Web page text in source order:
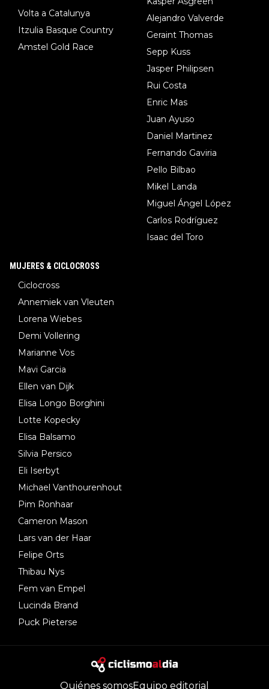
Volta a Catalunya
Itzulia Basque Country
Amstel Gold Race
Alejandro Valverde
Geraint Thomas
Sepp Kuss
Jasper Philipsen
Rui Costa
Enric Mas
Juan Ayuso
Daniel Martinez
Fernando Gaviria
Pello Bilbao
Mikel Landa
Miguel Ángel López
Carlos Rodríguez
Isaac del Toro
MUJERES & CICLOCROSS
Ciclocross
Annemiek van Vleuten
Lorena Wiebes
Demi Vollering
Marianne Vos
Mavi Garcia
Ellen van Dijk
Elisa Longo Borghini
Lotte Kopecky
Elisa Balsamo
Silvia Persico
Eli Iserbyt
Michael Vanthourenhout
Pim Ronhaar
Cameron Mason
Lars van der Haar
Felipe Orts
Thibau Nys
Fem van Empel
Lucinda Brand
Puck Pieterse
Quiénes somosEquipo editorial